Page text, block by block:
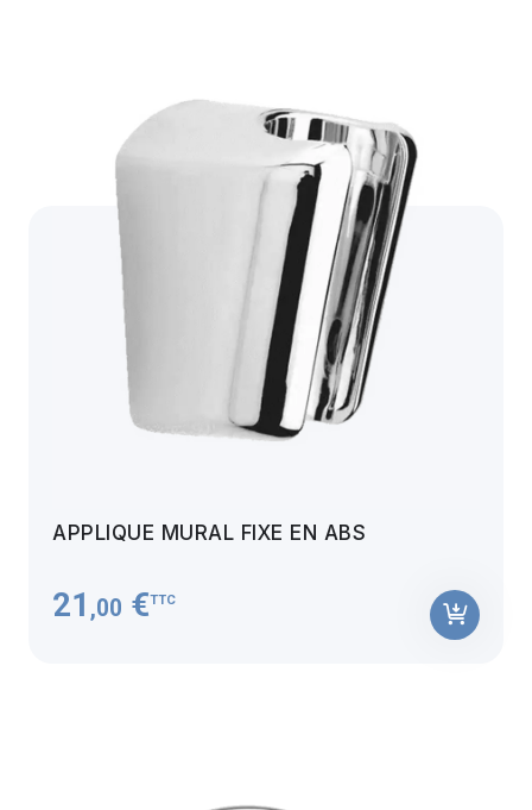
APPLIQUE MURAL FIXE EN ABS
21 ,00 €TTC